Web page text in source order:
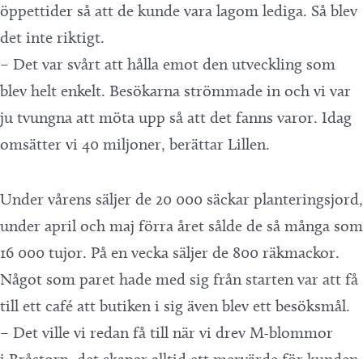
öppettider så att de kunde vara lagom lediga. Så blev
det inte riktigt.
– Det var svårt att hålla emot den utveckling som
blev helt enkelt. Besökarna strömmade in och vi var
ju tvungna att möta upp så att det fanns varor. Idag
omsätter vi 40 miljoner, berättar Lillen.
Under vårens säljer de 20 000 säckar planteringsjord,
under april och maj förra året sålde de så många som
16 000 tujor. På en vecka säljer de 800 räkmackor.
Något som paret hade med sig från starten var att få
till ett café att butiken i sig även blev ett besöksmål.
– Det ville vi redan få till när vi drev M-blommor